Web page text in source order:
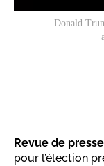
Donald
Revue de presse
pour l’élection